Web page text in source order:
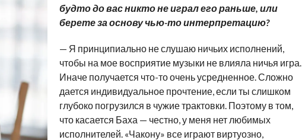
будто до вас никто не играл его раньше, или
берете за основу чью-то интерпретацию?
— Я принципиально не слушаю ничьих исполнений,
чтобы на мое восприятие музыки не влияла ничья игра.
Иначе получается что-то очень усредненное. Сложно
дается индивидуальное прочтение, если ты слишком
глубоко погрузился в чужие трактовки. Поэтому в том,
что касается Баха — честно, у меня нет любимых
исполнителей. «Чакону» все играют виртуозно,